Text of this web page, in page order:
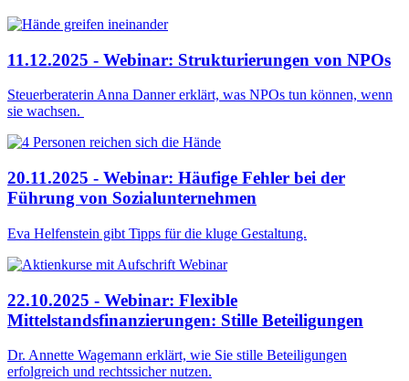
11.12.2025 - Webinar: Strukturierungen von NPOs
Steuerberaterin Anna Danner erklärt, was NPOs tun können, wenn
sie wachsen.
20.11.2025 - Webinar: Häufige Fehler bei der
Führung von Sozialunternehmen
Eva Helfenstein gibt Tipps für die kluge Gestaltung.
22.10.2025 - Webinar: Flexible
Mittelstandsfinanzierungen: Stille Beteiligungen
Dr. Annette Wagemann erklärt, wie Sie stille Beteiligungen
erfolgreich und rechtssicher nutzen.